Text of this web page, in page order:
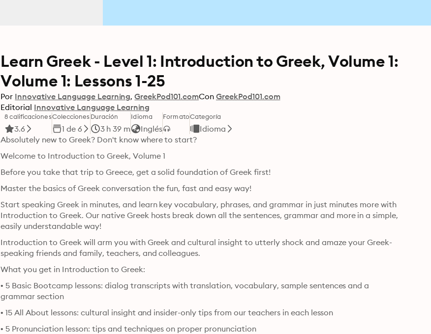
Learn Greek - Level 1: Introduction to Greek, Volume 1:
Volume 1: Lessons 1-25
Por Innovative Language Learning GreekPod101.comCon GreekPod101.com
Editorial Innovative Language Learning
8 calificaciones
3.6
Colecciones
1 de 6
Duración
3 h 39 m
Idioma
Inglés
FormatoCategoría
Idioma
Absolutely new to Greek? Don't know where to start?
Welcome to Introduction to Greek, Volume 1
Before you take that trip to Greece, get a solid foundation of Greek first!
Master the basics of Greek conversation the fun, fast and easy way!
Start speaking Greek in minutes, and learn key vocabulary, phrases, and grammar in just minutes more with
Introduction to Greek. Our native Greek hosts break down all the sentences, grammar and more in a simple,
Introduction to Greek will arm you with Greek and cultural insight to utterly shock and amaze your Greek-
speaking friends and family, teachers, and colleagues.
What you get in Introduction to Greek:
• 5 Basic Bootcamp lessons: dialog transcripts with translation, vocabulary, sample sentences and a
grammar section
• 15 All About lessons: cultural insight and insider-only tips from our teachers in each lesson
• 5 Pronunciation lesson: tips and techniques on proper pronunciation